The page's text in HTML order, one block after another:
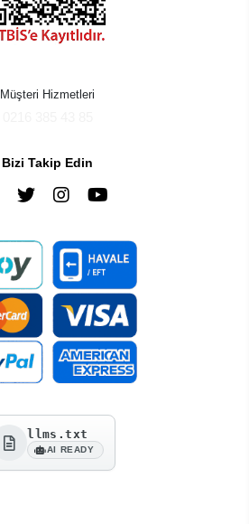
Müşteri Hizmetleri
Bizi Takip Edin
llms.txt
AI READY